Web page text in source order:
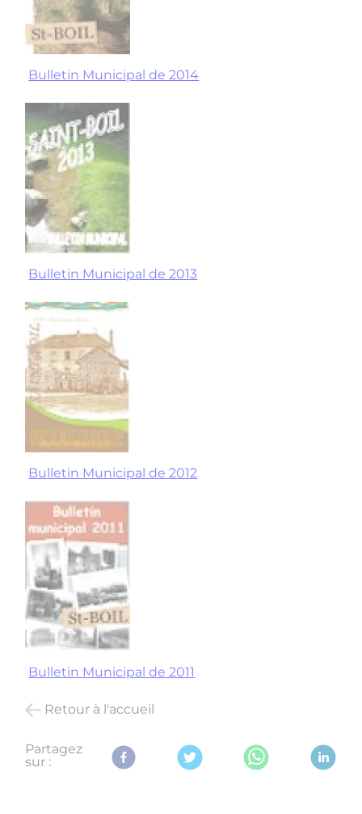
Bulletin Municipal de 2014
Bulletin Municipal de 2013
Bulletin Municipal de 2012
Bulletin Municipal de 2011
Retour à l'accueil
Partagez
sur :